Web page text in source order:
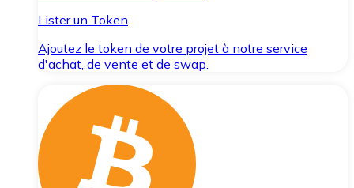
Lister un Token
Ajoutez le token de votre projet à notre service
d'achat, de vente et de swap.